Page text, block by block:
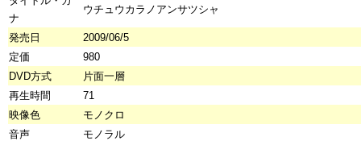
ナ
ウチュウカラノアンサツシャ
発売日
2009/06/5
定価
980
DVD方式
片面一層
再生時間
71
映像色
モノクロ
音声
モノラル